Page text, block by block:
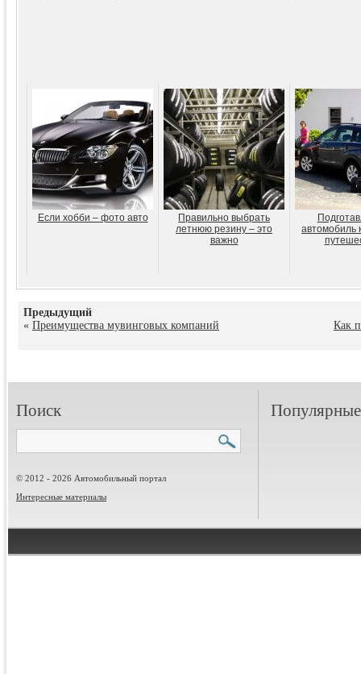
Если хобби – фото авто
Правильно выбрать
летнюю резину – это
важно
автомобиль
Предыдущий
« Преимущества мувинговых компаний Как
Поиск
© 2012 - 2026 Автомобильный портал
Интересные материалы
Популярные